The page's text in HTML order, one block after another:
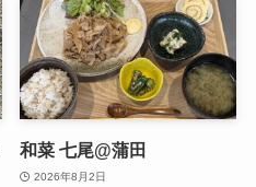
和菜 七尾@蒲田
2026年8月2日